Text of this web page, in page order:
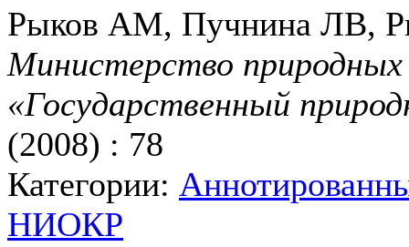
Рыков АМ, Пучнина ЛВ,
Министерство
«Государственный
(2008) : 78
Категории:
НИОКР